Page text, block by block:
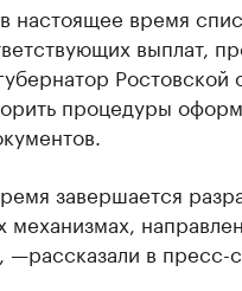
настоящее время
выплат,
Ростовской
процедуры
завершается
механизмах,
—рассказали в пресс-